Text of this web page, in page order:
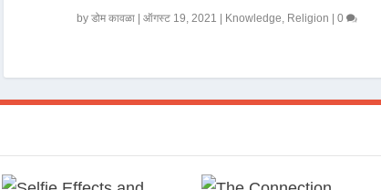
by डोम कावळा| ऑगस्ट 19, 2021 Knowledge, Religion 0